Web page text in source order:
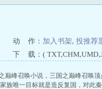
动 作： 加入书架, 投推荐
下 载：(
巅峰召唤小说，三国之巅峰召唤
族唯一目标就是造反复国，对此